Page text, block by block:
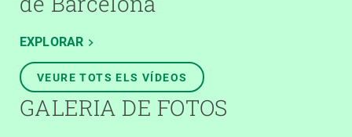
EXPLORAR
VEURE TOTS ELS VÍDEOS
GALERIA DE FOTOS